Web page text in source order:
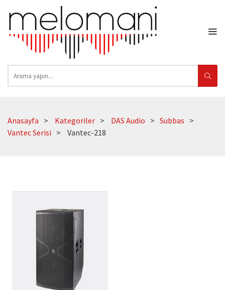
Anasayfa Kategoriler DAS Audio
Subbas
Vantec Serisi
Vantec-218